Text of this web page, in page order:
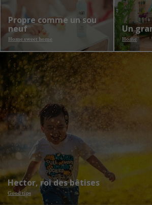
Propre comme un sou
neuf
Home sweet home
Un
Home
Hector, roi des bêtises
Good tips